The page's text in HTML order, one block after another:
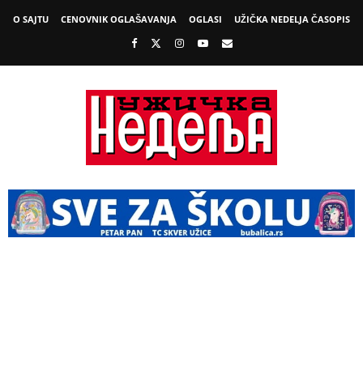
O SAJTU CENOVNIK OGLAŠAVANJA OGLASI UŽIČKA NEDELJA ČASOPIS